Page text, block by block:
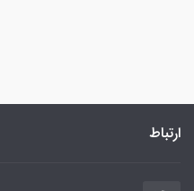
ارتباط